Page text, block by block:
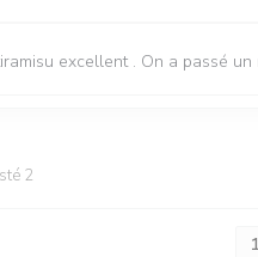
excellent . On a passé
2
1